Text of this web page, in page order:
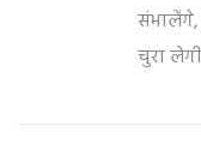
चुरा